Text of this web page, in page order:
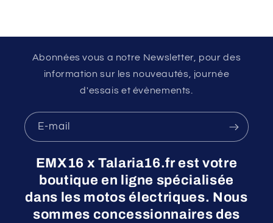
Abonnées vous a notre Newsletter, pour des
information sur les nouveautés, journée
d'essais et évènements.
E-mail
EMX16 x Talaria16.fr est votre
boutique en ligne spécialisée
dans les motos électriques. Nous
sommes concessionnaires des